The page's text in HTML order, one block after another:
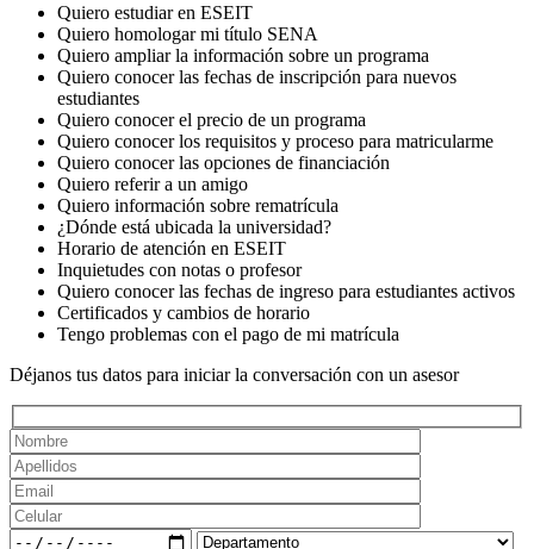
Quiero estudiar en ESEIT
Quiero homologar mi título SENA
Quiero ampliar la información sobre un programa
Quiero conocer las fechas de inscripción para nuevos
estudiantes
Quiero conocer el precio de un programa
Quiero conocer los requisitos y proceso para matricularme
Quiero conocer las opciones de financiación
Quiero referir a un amigo
Quiero información sobre rematrícula
¿Dónde está ubicada la universidad?
Horario de atención en ESEIT
Inquietudes con notas o profesor
Quiero conocer las fechas de ingreso para estudiantes activos
Certificados y cambios de horario
Tengo problemas con el pago de mi matrícula
Déjanos tus datos para iniciar la conversación con un asesor